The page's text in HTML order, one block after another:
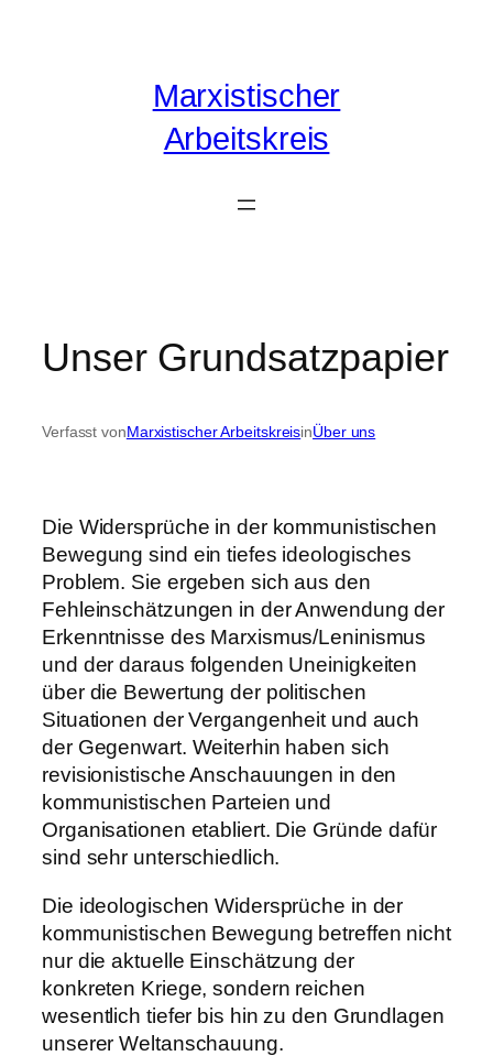
Marxistischer
Arbeitskreis
Unser Grundsatzpapier
Verfasst vonMarxistischer ArbeitskreisinÜber uns
Die Widersprüche in der kommunistischen
Bewegung sind ein tiefes ideologisches
Problem. Sie ergeben sich aus den
Fehleinschätzungen in der Anwendung der
Erkenntnisse des Marxismus/Leninismus
und der daraus folgenden Uneinigkeiten
über die Bewertung der politischen
Situationen der Vergangenheit und auch
der Gegenwart. Weiterhin haben sich
revisionistische Anschauungen in den
kommunistischen Parteien und
Organisationen etabliert. Die Gründe dafür
sind sehr unterschiedlich.
Die ideologischen Widersprüche in der
kommunistischen Bewegung betreffen nicht
nur die aktuelle Einschätzung der
konkreten Kriege, sondern reichen
wesentlich tiefer bis hin zu den Grundlagen
unserer Weltanschauung.